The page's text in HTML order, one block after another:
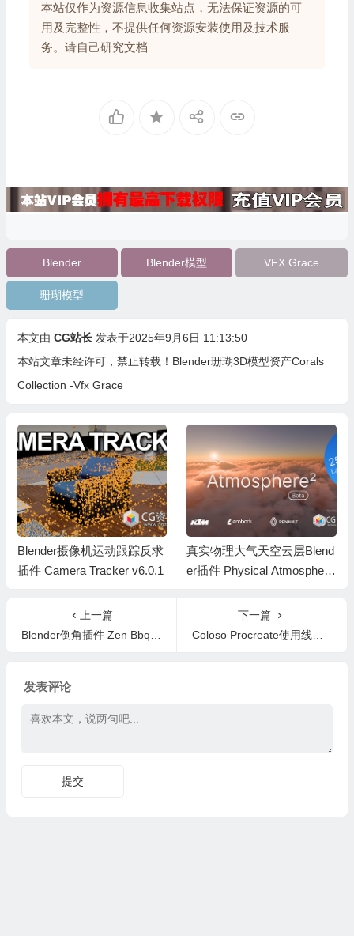
本站仅作为资源信息收集站点，无法保证资源的可
用及完整性，不提供任何资源安装使用及技术服
务。请自己研究文档
Blender Blender模型 VFX Grace
珊瑚模型
本文由 CG站长 发表于2025年9月6日 11:13:50
本站文章未经许可，禁止转载！ Blender珊瑚3D模型资产Corals
Collection -Vfx Grace
Blender摄像机运动跟踪反求
插件 Camera Tracker v6.0.1
真实物理大气天空云层Blend
er插件 Physical Atmosphere
上一篇
Blender倒角插件 Zen Bbq v1.2.0
下一篇
Coloso Procreate使用线条绘制单色角色手绘教程+中英文字幕
发表评论